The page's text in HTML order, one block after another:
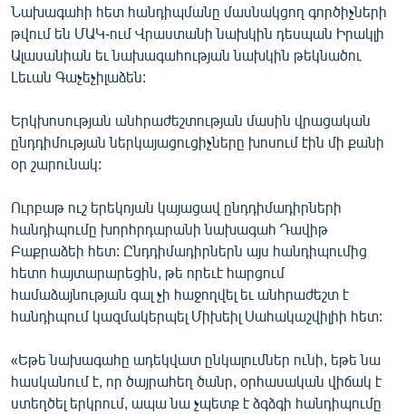
ՓՈԴՔԱՍԹ
Հայերեն
Русский
ՀԵՏԵՎԵՔ ՄԵԶ
«Ազատության» բոլոր կայքերը
Նախագահի հետ հանդիպմանը մասնակցող գործիչների
թվում են ՄԱԿ-ում Վրաստանի նախկին դեսպան Իրակլի
Ալասանիան եւ նախագահության նախկին թեկնածու
Լեւան Գաչեչիլաձեն:
Երկխոսության անհրաժեշտության մասին վրացական
ընդդիմության ներկայացուցիչները խոսում էին մի քանի
օր շարունակ:
Ուրբաթ ուշ երեկոյան կայացավ ընդդիմադիրների
հանդիպումը խորհրդարանի նախագահ Դավիթ
Բաքրաձեի հետ: Ընդդիմադիրներն այս հանդիպումից
հետո հայտարարեցին, թե որեւէ հարցում
համաձայնության գալ չի հաջողվել եւ անհրաժեշտ է
հանդիպում կազմակերպել Միխեիլ Սահակաշվիլիի հետ:
«Եթե նախագահը ադեկվատ ընկալումներ ունի, եթե նա
հասկանում է, որ ծայրահեղ ծանր, օրհասական վիճակ է
ստեղծել երկրում, ապա նա չպետք է ձգձգի հանդիպումը